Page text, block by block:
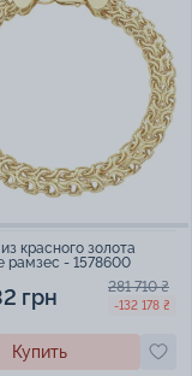
красного золота
рамзес - 1578600
грн 281 710 ₴
-132 178 ₴
Купить